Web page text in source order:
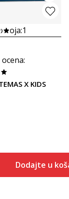
boja:1
:
X KIDS
Dodajte u